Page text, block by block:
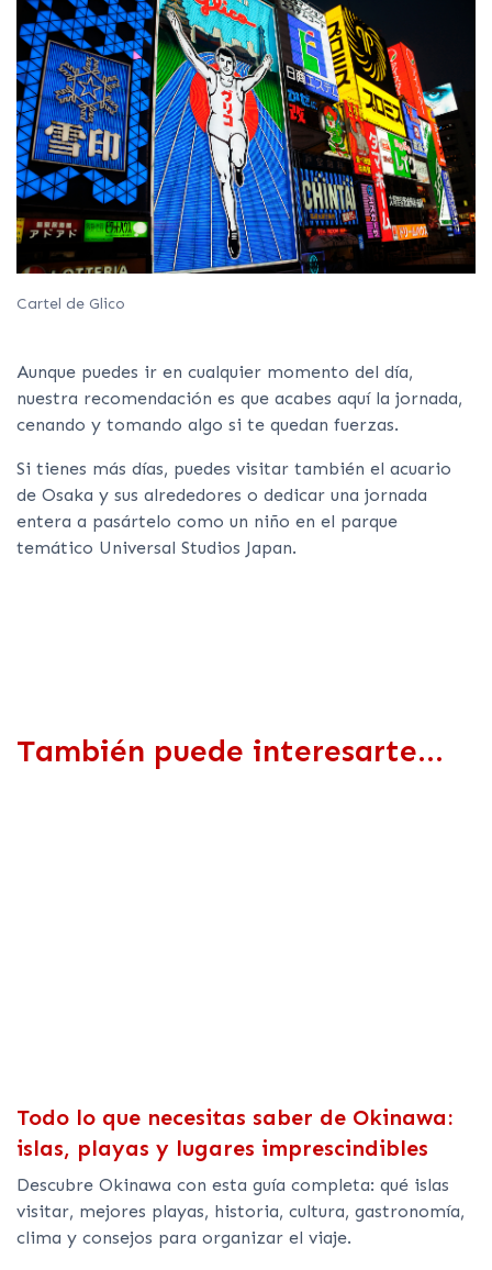
Cartel de Glico
Aunque puedes ir en cualquier momento del día,
nuestra recomendación es que acabes aquí la jornada,
cenando y tomando algo si te quedan fuerzas.
Si tienes más días, puedes visitar también el acuario
de Osaka y sus alrededores o dedicar una jornada
entera a pasártelo como un niño en el parque
temático Universal Studios Japan.
También puede interesarte...
Todo lo que necesitas saber de Okinawa:
islas, playas y lugares imprescindibles
Descubre Okinawa con esta guía completa: qué islas
visitar, mejores playas, historia, cultura, gastronomía,
clima y consejos para organizar el viaje.